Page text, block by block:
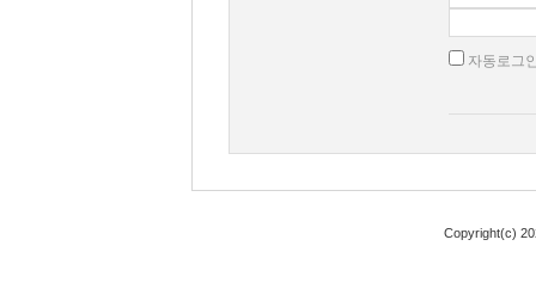
자동로그
Copyright(c)